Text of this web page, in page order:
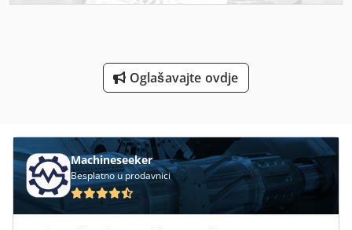
Protežu Se Sustav Za
Stavostroj Vp 200
Tijesto Za Pizze
Upute Za Programiranje
Oglašavajte ovdje
Machineseeker
Besplatno u prodavnici